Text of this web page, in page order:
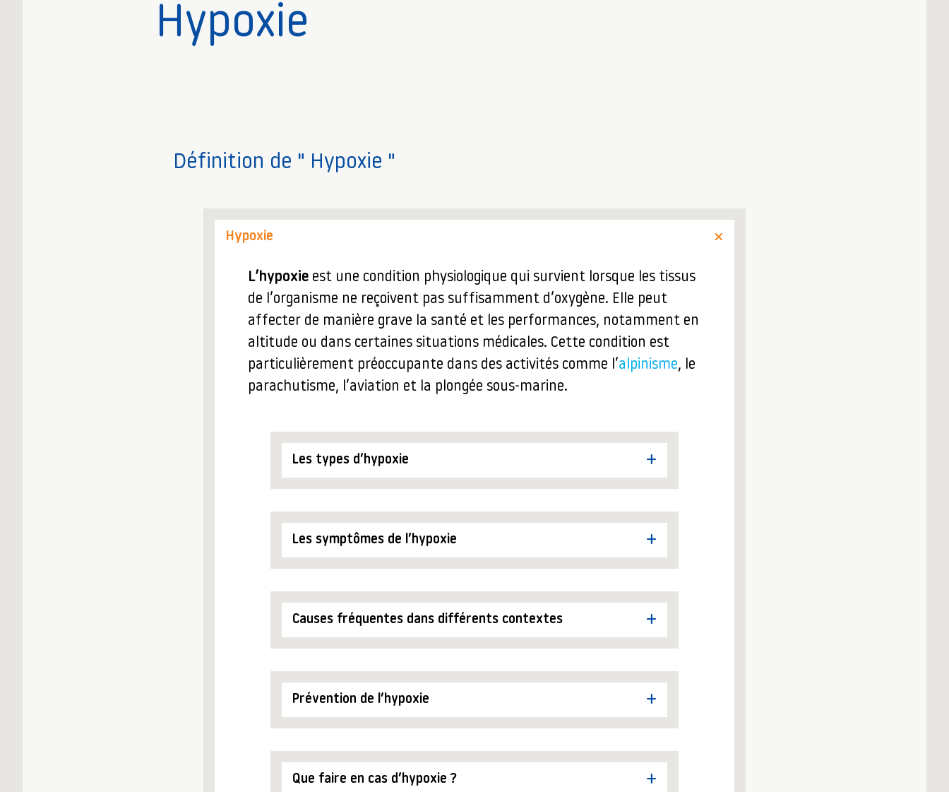
Hypoxie
Définition de " Hypoxie "
Hypoxie
L’hypoxieest une condition physiologique qui survient lorsque les tissus
de l’organisme ne reçoivent pas suffisamment d’oxygène. Elle peut
affecter de manière grave la santé et les performances, notamment en
altitude ou dans certaines situations médicales. Cette condition est
particulièrement préoccupante dans des activités comme l’alpinisme, le
parachutisme, l’aviation et la plongée sous-marine.
Les types d’hypoxie
Les symptômes de l’hypoxie
Causes fréquentes dans différents contextes
Prévention de l’hypoxie
Que faire en cas d’hypoxie ?